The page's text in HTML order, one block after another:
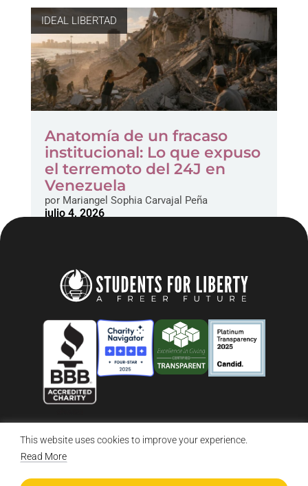
This website uses cookies to improve your experience.
Read More
IDEAL LIBERTAD
Anatomía de un fracaso
institucional: Lo que expuso
el terremoto del 24J en
Venezuela
porMariangel Sophia Carvajal Peña
julio 4, 2026
© 2026 Students For Liberty, All Rights Reserved